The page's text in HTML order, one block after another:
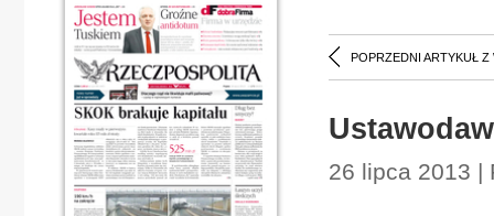
POPRZEDNI ARTYKUŁ Z
26 lipca 2013 |